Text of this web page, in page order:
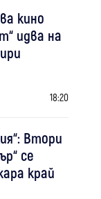
кино
идва на
18:20
Втори
се
край